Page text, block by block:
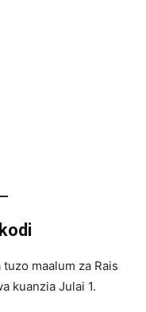
maalum za Rais
kuanzia Julai 1.